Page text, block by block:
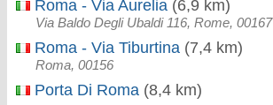
Roma - Via Aurelia (6,9 km)
Via Baldo Degli Ubaldi 116, Rome, 00167
Roma - Via Tiburtina (7,4 km)
Roma, 00156
Porta Di Roma (8,4 km)